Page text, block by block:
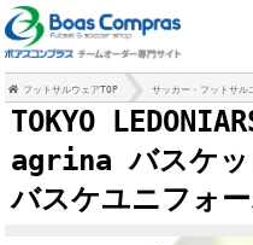
フットサルウェアTOP サッカー・フットサル
TOKYO
agrina バスケッ
バスケユニフォ